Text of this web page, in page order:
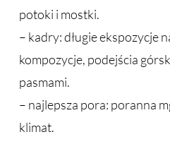
potoki i mostki.
– kadry: długie ekspozycje
kompozycje, podejścia
pasmami.
– najlepsza pora: poranna
klimat.